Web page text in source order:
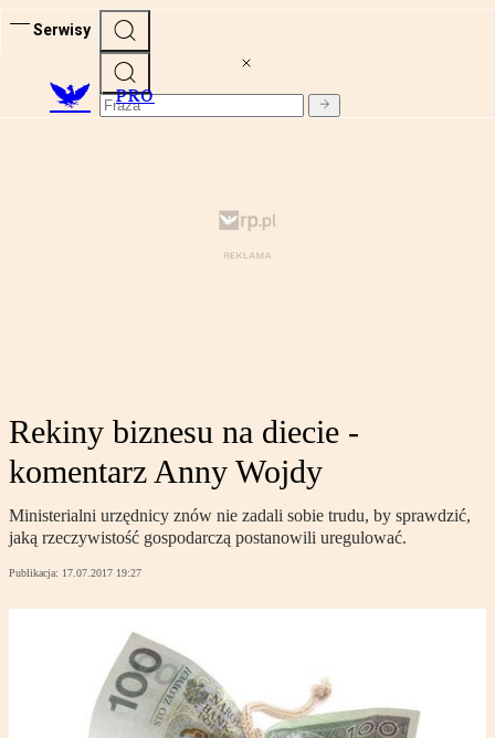
Serwisy
PRO
Rekiny biznesu na diecie -
komentarz Anny Wojdy
Ministerialni urzędnicy znów nie zadali sobie trudu, by sprawdzić,
jaką rzeczywistość gospodarczą postanowili uregulować.
Publikacja: 17.07.2017 19:27